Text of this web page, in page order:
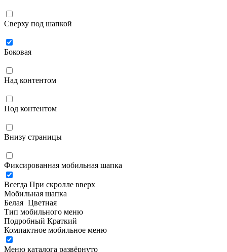
Сверху под шапкой
Боковая
Над контентом
Под контентом
Внизу страницы
Фиксированная мобильная шапка
Всегда При скролле вверх
Мобильная шапка
Белая Цветная
Тип мобильного меню
Подробный Краткий
Компактное мобильное меню
Меню каталога развёрнуто